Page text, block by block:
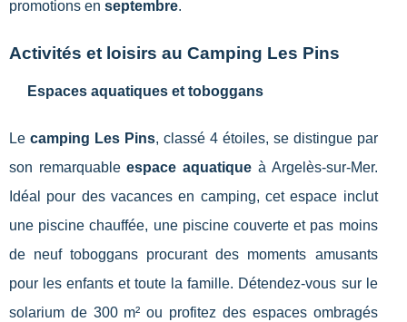
promotions en septembre.
Activités et loisirs au Camping Les Pins
Espaces aquatiques et toboggans
Le camping Les Pins, classé 4 étoiles, se distingue par
son remarquableespace aquatique à Argelès-sur-Mer.
Idéal pour des vacances en camping, cet espace inclut
une piscine chauffée, une piscine couverte et pas moins
de neuf toboggans procurant des moments amusants
pour les enfants et toute la famille. Détendez-vous sur le
solarium de 300 m² ou profitez des espaces ombragés